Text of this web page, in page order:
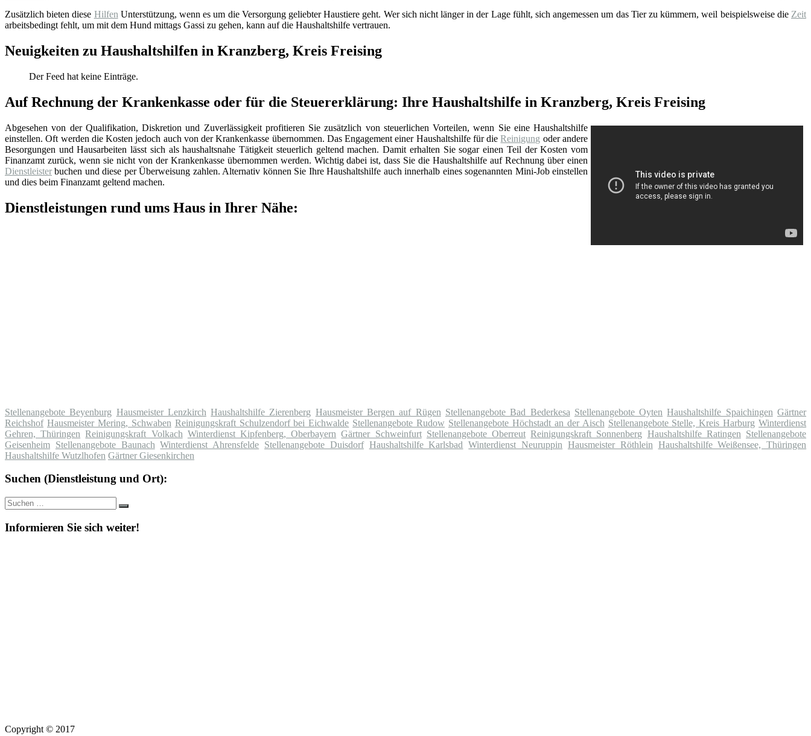
Zusätzlich bieten diese Hilfen Unterstützung, wenn es um die Versorgung geliebter Haustiere geht. Wer sich nicht länger in der Lage fühlt, sich angemessen um das Tier zu kümmern, weil beispielsweise die Zeit
arbeitsbedingt fehlt, um mit dem Hund mittags Gassi zu gehen, kann auf die Haushaltshilfe vertrauen.
Neuigkeiten zu Haushaltshilfen in Kranzberg, Kreis Freising
Der Feed hat keine Einträge.
Auf Rechnung der Krankenkasse oder für die Steuererklärung: Ihre Haushaltshilfe in Kranzberg, Kreis Freising
Abgesehen von der Qualifikation, Diskretion und Zuverlässigkeit profitieren Sie zusätzlich von steuerlichen Vorteilen, wenn Sie eine Haushaltshilfe
einstellen. Oft werden die Kosten jedoch auch von der Krankenkasse übernommen. Das Engagement einer Haushaltshilfe für dieReinigung oder andere
Besorgungen und Hausarbeiten lässt sich als haushaltsnahe Tätigkeit steuerlich geltend machen. Damit erhalten Sie sogar einen Teil der Kosten vom
Finanzamt zurück, wenn sie nicht von der Krankenkasse übernommen werden. Wichtig dabei ist, dass Sie die Haushaltshilfe auf Rechnung über einen
Dienstleister buchen und diese per Überweisung zahlen. Alternativ können Sie Ihre Haushaltshilfe auch innerhalb eines sogenannten Mini-Job einstellen
und dies beim Finanzamt geltend machen.
Dienstleistungen rund ums Haus in Ihrer Nähe:
Stellenangebote Beyenburg Hausmeister Lenzkirch Haushaltshilfe Zierenberg Hausmeister Bergen auf Rügen Stellenangebote Bad Bederkesa Stellenangebote Oyten Haushaltshilfe Spaichingen Gärtner
Reichshof Hausmeister Mering, Schwaben Reinigungskraft Schulzendorf bei Eichwalde Stellenangebote Rudow Stellenangebote Höchstadt an der Aisch Stellenangebote Stelle, Kreis Harburg Winterdienst
Gehren, Thüringen Reinigungskraft Volkach Winterdienst Kipfenberg, Oberbayern Gärtner Schweinfurt Stellenangebote Oberreut Reinigungskraft Sonnenberg Haushaltshilfe Ratingen Stellenangebote
Geisenheim Stellenangebote Baunach Winterdienst Ahrensfelde Stellenangebote Duisdorf Haushaltshilfe Karlsbad Winterdienst Neuruppin Hausmeister Röthlein Haushaltshilfe Weißensee, Thüringen
Haushaltshilfe Wutzlhofen Gärtner Giesenkirchen
Suchen (Dienstleistung und Ort):
Suche
nach:
Suchen
Informieren Sie sich weiter!
Copyright © 2017